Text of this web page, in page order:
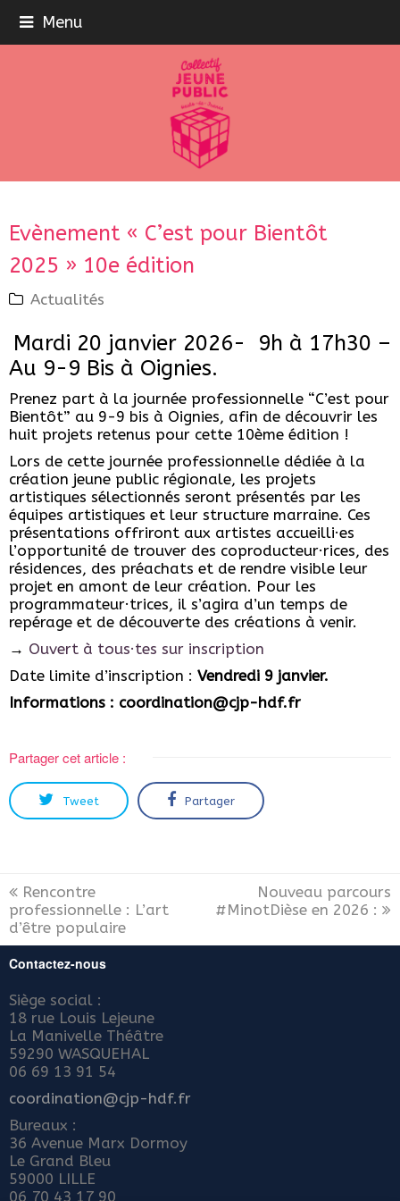
Menu
Evènement « C’est pour Bientôt
2025 » 10e édition
Actualités
Mardi 20 janvier 2026-
9h à 17h30 –
Au 9-9 Bis à Oignies.
Prenez part à la journée professionnelle “C’est pour
Bientôt” au 9-9 bis à Oignies, afin de découvrir les
huit projets retenus pour cette 10ème édition !
Lors de cette journée professionnelle dédiée à la
création jeune public régionale, les projets
artistiques sélectionnés seront présentés par les
équipes artistiques et leur structure marraine. Ces
présentations offriront aux artistes accueilli·es
l’opportunité de trouver des coproducteur·rices, des
résidences, des préachats et de rendre visible leur
projet en amont de leur création. Pour les
programmateur·trices, il s’agira d’un temps de
repérage et de découverte des créations à venir.
→ Ouvert à tous·tes sur inscription
Date limite d’inscription : Vendredi 9 janvier.
Informations : coordination@cjp-hdf.fr
Partager cet article :
Tweet Partager
Rencontre
professionnelle : L’art
d’être populaire
Nouveau parcours
#MinotDièse en 2026 :
Contactez-nous
Siège social :
18 rue Louis Lejeune
La Manivelle Théâtre
59290 WASQUEHAL
06 69 13 91 54
coordination@cjp-hdf.fr
Bureaux :
36 Avenue Marx Dormoy
Le Grand Bleu
59000 LILLE
06 70 43 17 90